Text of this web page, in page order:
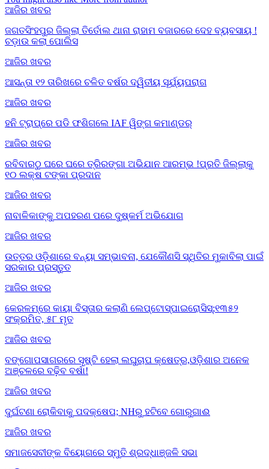
ଆଜିର ଖବର
ଜଗତସିଂହପୁର ଜିଲ୍ଲା ତିର୍ତୋଲ ଥାନା ରାହାମ ବଜାରରେ ଦେହ ବ୍ୟବସାୟ !
ଚଡ଼ାଉ କଲା ପୋଲିସ
ଆଜିର ଖବର
ଆସନ୍ତା ୧୨ ତାରିଖରେ ଚଳିତ ବର୍ଷର ଦ୍ୱିତୀୟ ସୂର୍ଯ୍ୟପରାଗ
ଆଜିର ଖବର
ହନି ଟ୍ରାପ୍‌ରେ ପଡି ଫଶିଗଲେ IAF ୱିଙ୍ଗ କମାଣ୍ଡର୍
ଆଜିର ଖବର
ରବିବାରଠୁ ଘରେ ଘରେ ତ୍ରିରଙ୍ଗା ଅଭିଯାନ ଆରମ୍ଭ !ପ୍ରତି ଜିଲ୍ଲାକୁ
୧୦ ଲକ୍ଷ ଟଙ୍କା ପ୍ରଦାନ
ଆଜିର ଖବର
ନାବାଳିକାଙ୍କୁ ଅପହରଣ ପରେ ଦୁଷ୍କର୍ମ ଅଭିଯୋଗ
ଆଜିର ଖବର
ଉତ୍ତର ଓଡ଼ିଶାରେ ବନ୍ୟା ସମ୍ଭାବନା, ଯେକୌଣସି ସ୍ଥିତିର ମୁକାବିଲା ପାଇଁ
ସରକାର ପ୍ରସ୍ତୁତ
ଆଜିର ଖବର
କେରଳମ୍‌ରେ କାୟା ବିସ୍ତାର କଲାଣି ଲେପ୍ଟୋସ୍ପାଇରୋସିସ୍;୧୩୫୨
ସଂକ୍ରମିତ, ୫୮ ମୃତ
ଆଜିର ଖବର
ବଙ୍ଗୋପସାଗରରେ ସୃଷ୍ଟି ହେଲା ଲଘୁଚାପ କ୍ଷେତ୍ର,ଓଡ଼ିଶାର ଅନେକ
ଅଞ୍ଚଳରେ ବଢ଼ିବ ବର୍ଷା!
ଆଜିର ଖବର
ଦୁର୍ଘଟଣା ରୋକିବାକୁ ପଦକ୍ଷେପ; NHରୁ ହଟିବେ ଗୋରୁଗାଈ
ଆଜିର ଖବର
ସମାଜସେବୀଙ୍କ ବିୟୋଗରେ ସ୍ମୁତି ଶ୍ରଦ୍ଧାଞ୍ଜଳି ସଭା